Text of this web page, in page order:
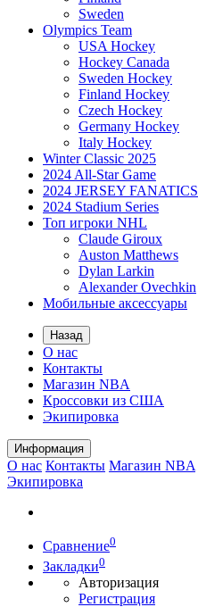
Sweden
Olympics Team
USA Hockey
Hockey Canada
Sweden Hockey
Finland Hockey
Czech Hockey
Germany Hockey
Italy Hockey
Winter Classic 2025
2024 All-Star Game
2024 JERSEY FANATICS
2024 Stadium Series
Топ игроки NHL
Claude Giroux
Auston Matthews
Dylan Larkin
Alexander Ovechkin
Мобильные аксессуары
Назад
О нас
Контакты
Магазин NBA
Кроссовки из США
Экипировка
Информация
О нас Контакты Магазин NBA
Экипировка
Сравнение0
Закладки0
Авторизация
Регистрация